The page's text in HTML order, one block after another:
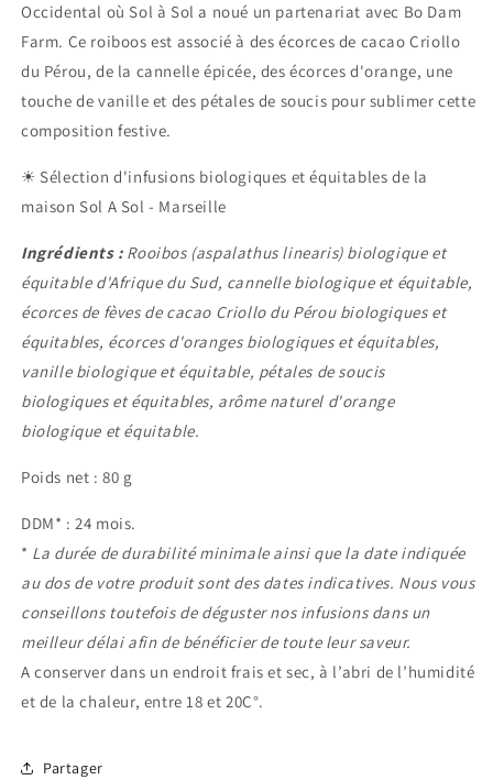
Occidental où Sol à Sol a noué un partenariat avec Bo Dam
Farm. Ce roiboos est associé à des écorces de cacao Criollo
du Pérou, de la cannelle épicée, des écorces d'orange, une
touche de vanille et des pétales de soucis pour sublimer cette
composition festive.
☀ Sélection d'infusions biologiques et équitables de la
maison Sol A Sol - Marseille
Ingrédients :Rooibos (aspalathus linearis) biologique et
équitable d'Afrique du Sud, cannelle biologique et équitable,
écorces de fèves de cacao Criollo du Pérou biologiques et
équitables, écorces d'oranges biologiques et équitables,
vanille biologique et équitable, pétales de soucis
biologiques et équitables, arôme naturel d'orange
biologique et équitable.
Poids net : 80 g
DDM* : 24 mois.
* La durée de durabilité minimale ainsi que la date indiquée
au dos de votre produit sont des dates indicatives. Nous vous
conseillons toutefois de déguster nos infusions dans un
meilleur délai afin de bénéficier de toute leur saveur.
A conserver dans un endroit frais et sec, à l’abri de l’humidité
et de la chaleur, entre 18 et 20C°.
Partager